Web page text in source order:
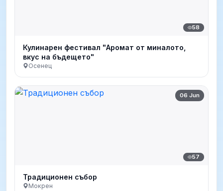
58
Кулинарен фестивал "Аромат от миналото,
вкус на бъдещето"
Осенец
06 Jun
57
Традиционен събор
Мокрен